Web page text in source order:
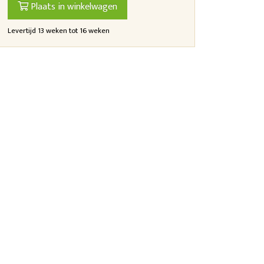
Plaats in winkelwagen
Levertijd 13 weken tot 16 weken